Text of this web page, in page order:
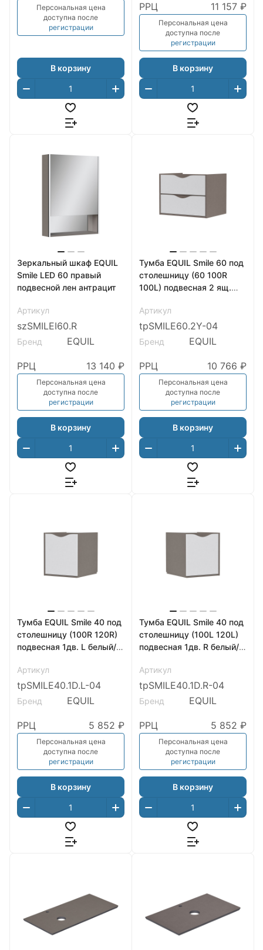
Персональная цена
доступна после
регистрации
В корзину
РРЦ 11 157 ₽
Персональная цена
доступна после
регистрации
В корзину
Зеркальный шкаф EQUIL
Smile LED 60 правый
подвесной лен антрацит
Артикул
szSMILEI60.R
Бренд EQUIL
РРЦ 13 140 ₽
Персональная цена
доступна после
регистрации
В корзину
Тумба EQUIL Smile 60 под
столешницу (60 100R
100L) подвесная 2 ящ.
Артикул
tpSMILE60.2Y-04
Бренд EQUIL
РРЦ 10 766 ₽
Персональная цена
доступна после
регистрации
В корзину
Тумба EQUIL Smile 40 под
столешницу (100R 120R)
подвесная 1дв. L белый/
Артикул
tpSMILE40.1D.L-04
Бренд EQUIL
РРЦ 5 852 ₽
Персональная цена
доступна после
регистрации
В корзину
Тумба EQUIL Smile 40 под
столешницу (100L 120L)
подвесная 1дв. R белый/
Артикул
tpSMILE40.1D.R-04
Бренд EQUIL
РРЦ 5 852 ₽
Персональная цена
доступна после
регистрации
В корзину